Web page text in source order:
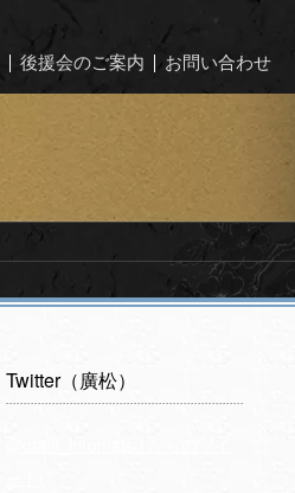
後援会のご案内 お問い合わせ
Twitter（廣松）